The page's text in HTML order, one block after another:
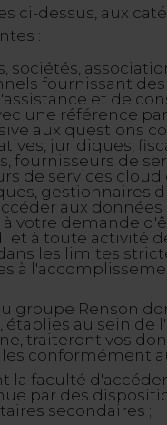
ci-dessus, aux
:
sociétés,
fournissant
et de
une référence
aux questions
juridiques,
fournisseurs de
de services cloud
gestionnaires
aux données
à votre demande
et à toute activité
les limites
à
groupe Renson
établies au sein de
traiteront vos
conformément
la faculté
par des
secondaires ;